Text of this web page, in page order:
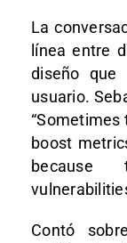
La
línea entre
diseño que
usuario.
boost
because
Contó